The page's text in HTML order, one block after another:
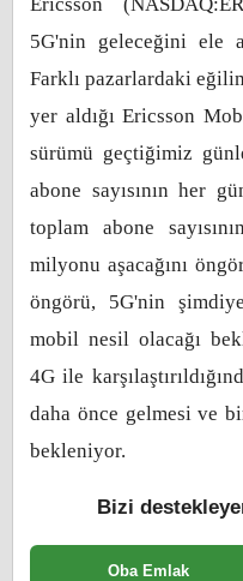
5G'nin geleceğini ele
Farklı pazarlardaki
yer aldığı Ericsson
sürümü geçtiğimiz
abone sayısının her
toplam abone
milyonu aşacağını
öngörü, 5G'nin
mobil nesil olacağı
4G ile
daha önce gelmesi ve
bekleniyor.
Bizi
Oba Emlak